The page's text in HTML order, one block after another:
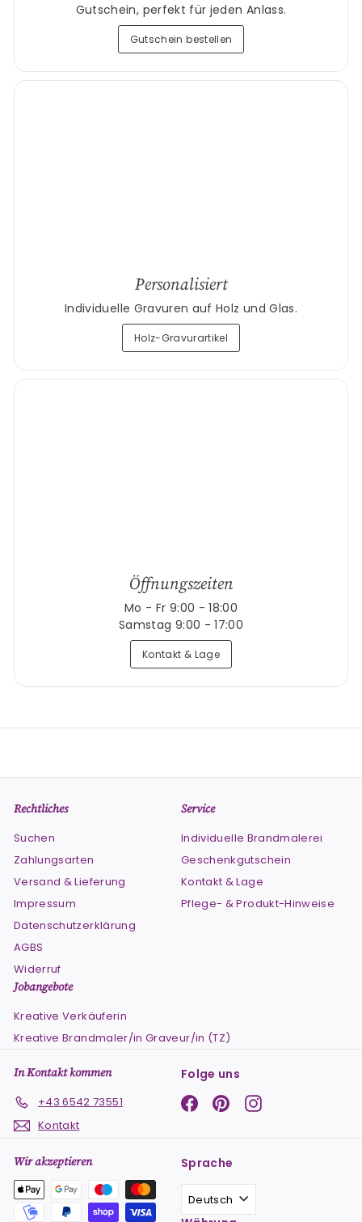
Gutschein, perfekt für jeden Anlass.
Gutschein bestellen
Personalisiert
Individuelle Gravuren auf Holz und Glas.
Holz-Gravurartikel
Öffnungszeiten
Mo - Fr 9:00 - 18:00
Samstag 9:00 - 17:00
Kontakt & Lage
Rechtliches
Suchen
Zahlungsarten
Versand & Lieferung
Impressum
Datenschutzerklärung
AGBS
Widerruf
Service
Individuelle Brandmalerei
Geschenkgutschein
Kontakt & Lage
Pflege- & Produkt-Hinweise
Jobangebote
Kreative Verkäuferin
Kreative Brandmaler/in Graveur/in (TZ)
In Kontakt kommen
+43 6542 73551
Kontakt
Folge uns
Facebook
PinterestInstagram
Wir akzeptieren Sprache
Deutsch